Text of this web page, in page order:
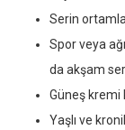
Serin
Spor veya
da akşam
Güneş kremi
Yaşlı ve